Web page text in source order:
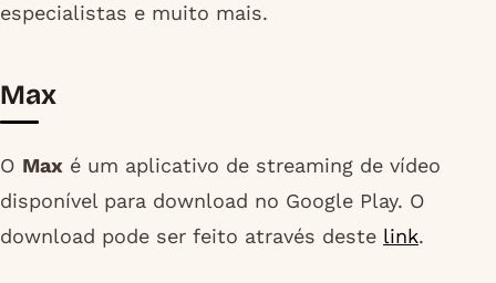
especialistas e muito mais.
Max
O Max é um aplicativo de streaming de vídeo
disponível para download no Google Play. O
download pode ser feito através deste link.